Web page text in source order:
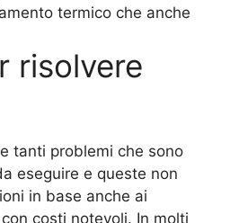
termico che anche
risolvere
tanti problemi che sono
eseguire e queste non
in base anche ai
costi notevoli. In molti